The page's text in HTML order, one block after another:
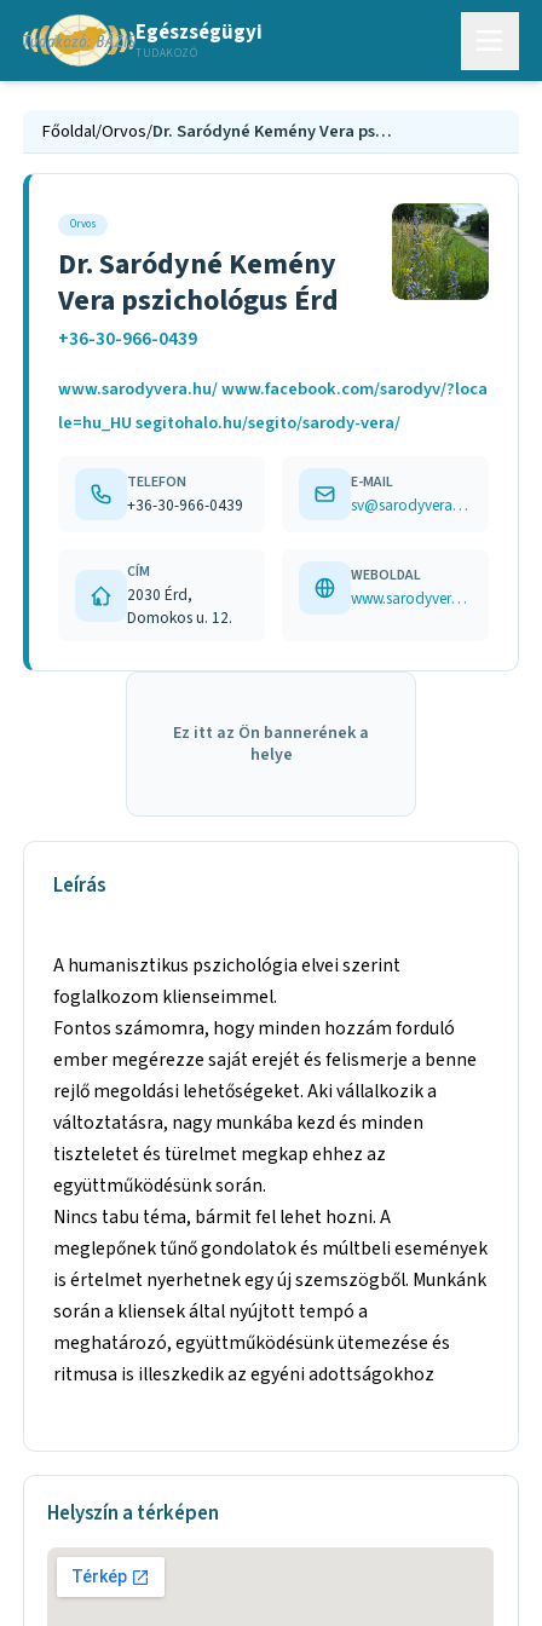
Egészségügyi
TUDAKOZÓ
Főoldal/Orvos/ Dr. Saródyné Kemény Vera pszichológus Érd
Orvos
Dr. Saródyné Kemény
Vera pszichológus Érd
+36-30-966-0439
www.sarodyvera.hu/ www.facebook.com/sarodyv/?loca
le=hu_HU segitohalo.hu/segito/sarody-vera/
TELEFON
+36-30-966-0439
E-MAIL
sv@sarodyvera.hu
CÍM
2030 Érd,
Domokos u. 12.
WEBOLDAL
www.sarodyvera.hu/ www.facebook.com/sarodyv/?locale=hu_HU segitohalo.hu/segito/sarody-vera/
Ez itt az Ön bannerének a
helye
Leírás
A humanisztikus pszichológia elvei szerint
foglalkozom klienseimmel.
Fontos számomra, hogy minden hozzám forduló
ember megérezze saját erejét és felismerje a benne
rejlő megoldási lehetőségeket. Aki vállalkozik a
változtatásra, nagy munkába kezd és minden
tiszteletet és türelmet megkap ehhez az
együttműködésünk során.
Nincs tabu téma, bármit fel lehet hozni. A
meglepőnek tűnő gondolatok és múltbeli események
is értelmet nyerhetnek egy új szemszögből. Munkánk
során a kliensek által nyújtott tempó a
meghatározó, együttműködésünk ütemezése és
ritmusa is illeszkedik az egyéni adottságokhoz
Helyszín a térképen